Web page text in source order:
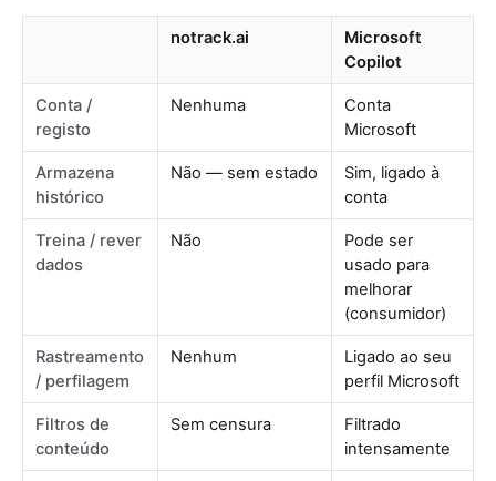
notrack.ai
Microsoft
Copilot
Conta /
registo
Nenhuma
Conta
Microsoft
Armazena
histórico
Não — sem estado
Sim, ligado à
conta
Treina / rever
dados
Não
Pode ser
usado para
melhorar
(consumidor)
Rastreamento
/ perfilagem
Nenhum
Ligado ao seu
perfil Microsoft
Filtros de
conteúdo
Sem censura
Filtrado
intensamente